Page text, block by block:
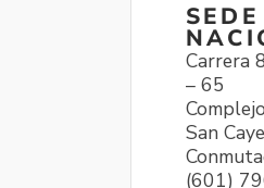
SEDE
Carrera
– 65
San
(601)